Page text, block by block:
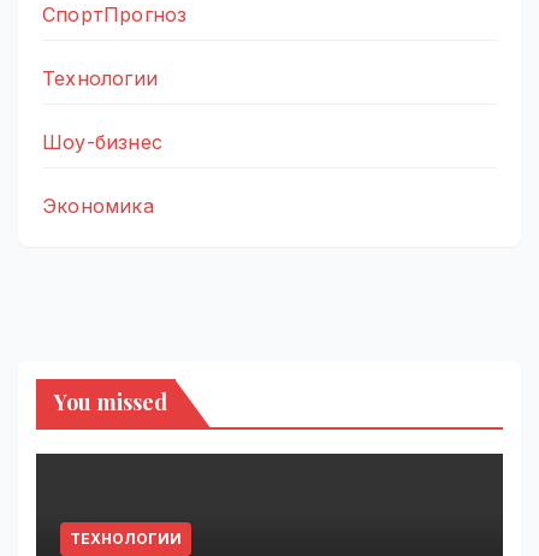
СпортПрогноз
Технологии
Шоу-бизнес
Экономика
You missed
ТЕХНОЛОГИИ